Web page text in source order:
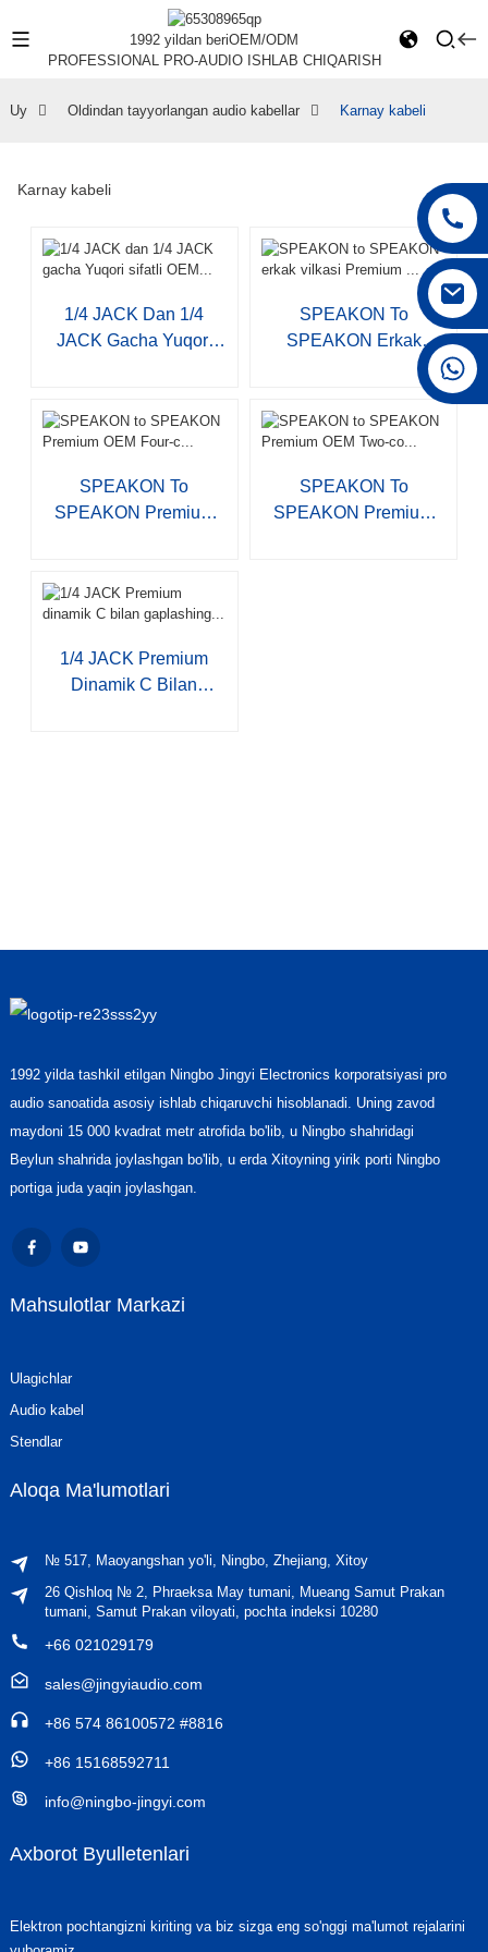
1992 yildan beriOEM/ODM
PROFESSIONAL PRO-AUDIO ISHLAB CHIQARISH
Uy Oldindan tayyorlangan audio kabellar Karnay kabeli
Karnay kabeli
1/4 JACK Dan 1/4
JACK Gacha Yuqori
SPEAKON To
SPEAKON Erkak
Vilkasi Premium ...
SPEAKON To
SPEAKON Premium
SPEAKON To
SPEAKON Premium
1/4 JACK Premium
Dinamik C Bilan
1992 yilda tashkil etilgan Ningbo Jingyi Electronics korporatsiyasi pro
audio sanoatida asosiy ishlab chiqaruvchi hisoblanadi. Uning zavod
maydoni 15 000 kvadrat metr atrofida bo'lib, u Ningbo shahridagi
Beylun shahrida joylashgan bo'lib, u erda Xitoyning yirik porti Ningbo
portiga juda yaqin joylashgan.
Mahsulotlar Markazi
Ulagichlar
Audio kabel
Stendlar
Aloqa Ma'lumotlari
№ 517, Maoyangshan yo'li, Ningbo, Zhejiang, Xitoy
26 Qishloq № 2, Phraeksa May tumani, Mueang Samut Prakan
tumani, Samut Prakan viloyati, pochta indeksi 10280
+66 021029179
sales@jingyiaudio.com
+86 574 86100572 #8816
+86 15168592711
info@ningbo-jingyi.com
Axborot Byulletenlari
Elektron pochtangizni kiriting va biz sizga eng so'nggi ma'lumot rejalarini